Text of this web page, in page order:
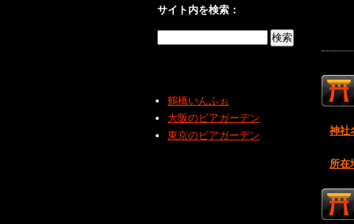
神社
所在
サイト内を検索：
鶴橋いんふぉ
大阪のビアガーデン
東京のビアガーデン